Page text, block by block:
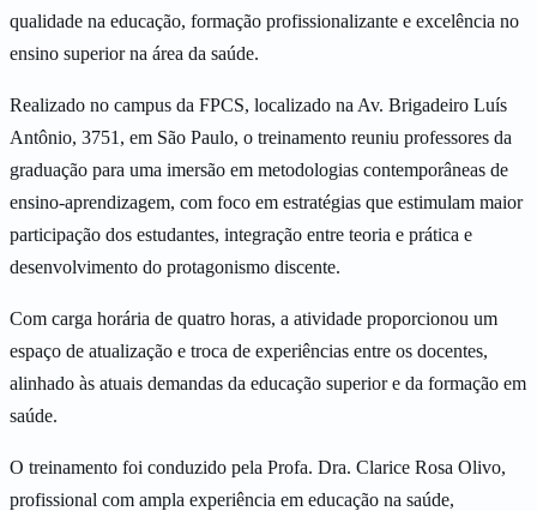
qualidade na educação, formação profissionalizante e excelência no
ensino superior na área da saúde.
Realizado no campus da FPCS, localizado na Av. Brigadeiro Luís
Antônio, 3751, em São Paulo, o treinamento reuniu professores da
graduação para uma imersão em metodologias contemporâneas de
ensino-aprendizagem, com foco em estratégias que estimulam maior
participação dos estudantes, integração entre teoria e prática e
desenvolvimento do protagonismo discente.
Com carga horária de quatro horas, a atividade proporcionou um
espaço de atualização e troca de experiências entre os docentes,
alinhado às atuais demandas da educação superior e da formação em
saúde.
O treinamento foi conduzido pela Profa. Dra. Clarice Rosa Olivo,
profissional com ampla experiência em educação na saúde,